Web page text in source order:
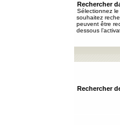
Rechercher
Sélectionnez
souhaitez
peuvent être
dessous
Rechercher